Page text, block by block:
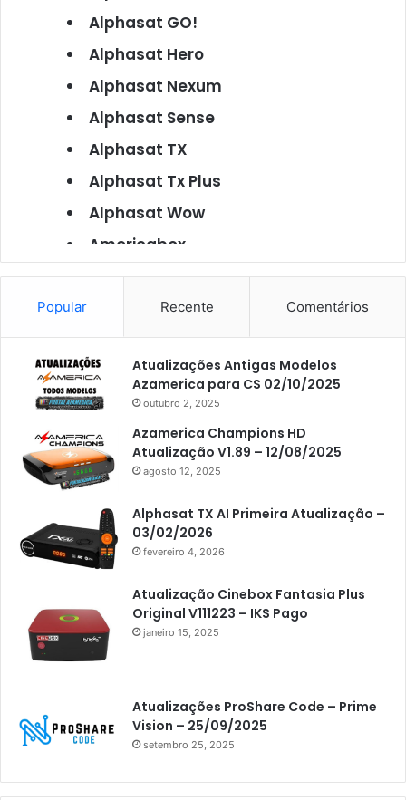
Alphasat GO!
Alphasat Hero
Alphasat Nexum
Alphasat Sense
Alphasat TX
Alphasat Tx Plus
Alphasat Wow
Americabox
Americabox S101
Americabox S105
Americabox S105 Plus
Americabox S205
Americabox S205 Plus
Americabox S305 Plus
Artcom
Athomics
Athomics Eon
Athomics i3
Athomics i3 Bold
Athomics Inspire Qi
Athomics Inspire Qi Lite
Athomics S3
Athomics T3
Popular Recente Comentários
Atualizações Antigas Modelos
Azamerica para CS 02/10/2025
outubro 2, 2025
Azamerica Champions HD
Atualização V1.89 – 12/08/2025
agosto 12, 2025
Alphasat TX AI Primeira Atualização –
03/02/2026
fevereiro 4, 2026
Atualização Cinebox Fantasia Plus
Original V111223 – IKS Pago
janeiro 15, 2025
Atualizações ProShare Code – Prime
Vision – 25/09/2025
setembro 25, 2025